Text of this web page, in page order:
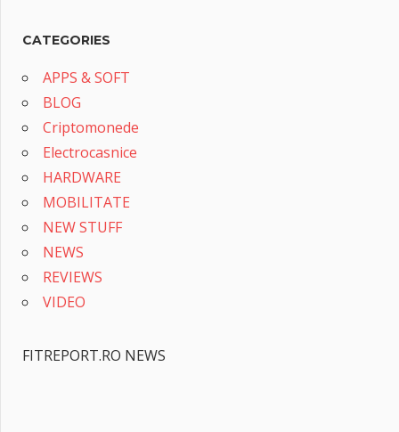
CATEGORIES
APPS & SOFT
BLOG
Criptomonede
Electrocasnice
HARDWARE
MOBILITATE
NEW STUFF
NEWS
REVIEWS
VIDEO
FITREPORT.RO NEWS